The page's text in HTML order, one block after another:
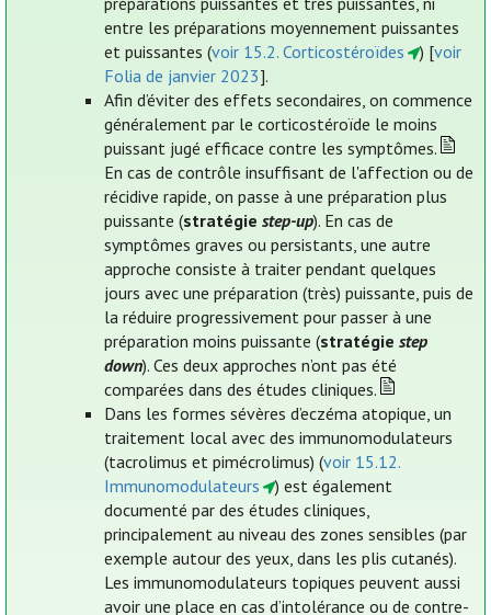
entre les préparations moyennement puissantes
et puissantes (voir 15.2. Corticostéroïdes ) [voir
Folia de janvier 2023].
Afin d’éviter des effets secondaires, on commence
généralement par le corticostéroïde le moins
puissant jugé efficace contre les symptômes.
En cas de contrôle insuffisant de l'affection ou de
récidive rapide, on passe à une préparation plus
puissante (stratégie step-up). En cas de
symptômes graves ou persistants, une autre
approche consiste à traiter pendant quelques
jours avec une préparation (très) puissante, puis de
la réduire progressivement pour passer à une
préparation moins puissante (stratégie step
down). Ces deux approches n’ont pas été
comparées dans des études cliniques.
Dans les formes sévères d’eczéma atopique, un
traitement local avec des immunomodulateurs
(tacrolimus et pimécrolimus) (voir 15.12.
Immunomodulateurs
) est également
documenté par des études cliniques,
principalement au niveau des zones sensibles (par
exemple autour des yeux, dans les plis cutanés).
Les immunomodulateurs topiques peuvent aussi
avoir une place en cas d’intolérance ou de contre-